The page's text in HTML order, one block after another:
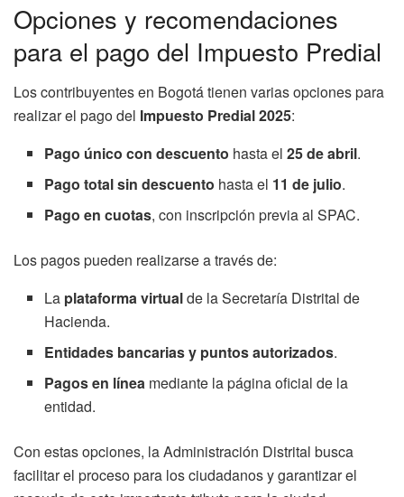
Opciones y recomendaciones
para el pago del Impuesto Predial
Los contribuyentes en Bogotá tienen varias opciones para
realizar el pago del Impuesto Predial 2025:
Pago único con descuento hasta el25 de abril.
Pago total sin descuento hasta el 11 de julio.
Pago en cuotas, con inscripción previa al SPAC.
Los pagos pueden realizarse a través de:
La plataforma virtualde la Secretaría Distrital de
Hacienda.
Entidades bancarias y puntos autorizados.
Pagos en línea mediante la página oficial de la
entidad.
Con estas opciones, la Administración Distrital busca
facilitar el proceso para los ciudadanos y garantizar el